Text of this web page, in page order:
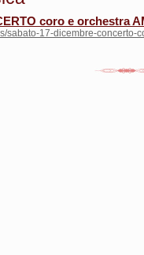
coro e orchestra
sabato-17-dicembre-concerto-